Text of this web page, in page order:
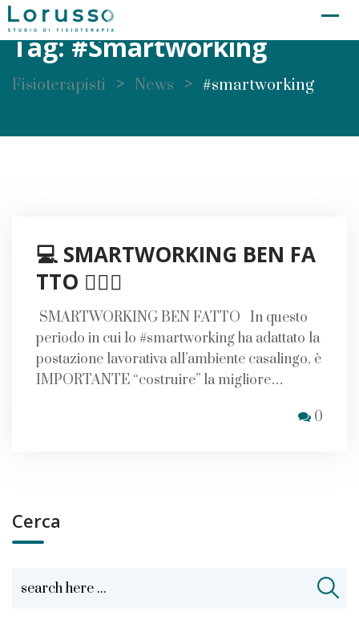
Skip
to
content
Tag:#smartworking
Fisioterapisti > News > #smartworking
💻 SMARTWORKING BEN FA
TTO 🤸🏻‍♀️
SMARTWORKING BEN FATTO In questo
periodo in cui lo #smartworking ha adattato la
postazione lavorativa all’ambiente casalingo, è
IMPORTANTE “costruire” la migliore…
0
Cerca